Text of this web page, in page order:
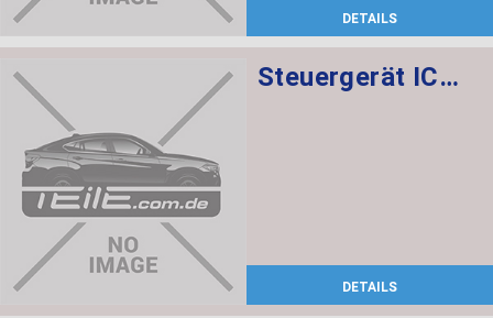
DETAILS
Steuergerät ICM-QL
DETAILS